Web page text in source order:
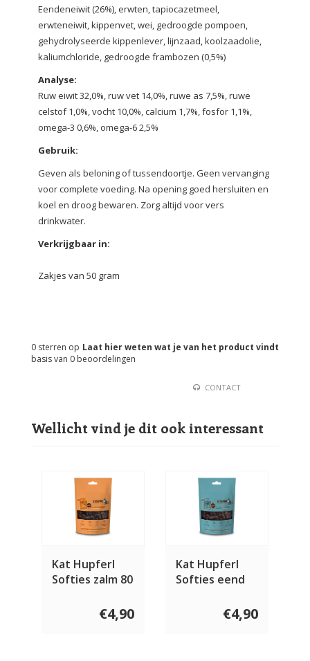
Eendeneiwit (26%), erwten, tapiocazetmeel,
erwteneiwit, kippenvet, wei, gedroogde pompoen,
gehydrolyseerde kippenlever, lijnzaad, koolzaadolie,
kaliumchloride, gedroogde frambozen (0,5%)
Analyse:
Ruw eiwit 32,0%, ruw vet 14,0%, ruwe as 7,5%, ruwe
celstof 1,0%, vocht 10,0%, calcium 1,7%, fosfor 1,1%,
omega-3 0,6%, omega-6 2,5%
Gebruik:
Geven als beloning of tussendoortje. Geen vervanging
voor complete voeding. Na opening goed hersluiten en
koel en droog bewaren. Zorg altijd voor vers
drinkwater.
Verkrijgbaar in:
Zakjes van 50 gram
Laat hier weten wat je van het product vindt
0 sterren op
basis van 0 beoordelingen
CONTACT
Wellicht vind je dit ook interessant
Kat Hupferl
Softies zalm 80
€4,90
Kat Hupferl
Softies eend
€4,90